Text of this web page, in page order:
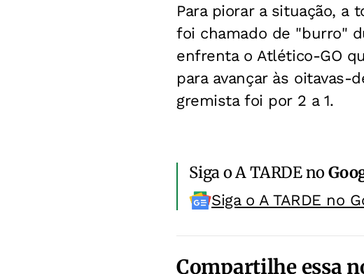
Para piorar a situação, a
foi chamado de "burro"
enfrenta o Atlético-GO
para avançar às oitavas-
gremista foi por 2 a 1.
Siga o A TARDE no
Siga o A TARDE no
Compartilhe essa